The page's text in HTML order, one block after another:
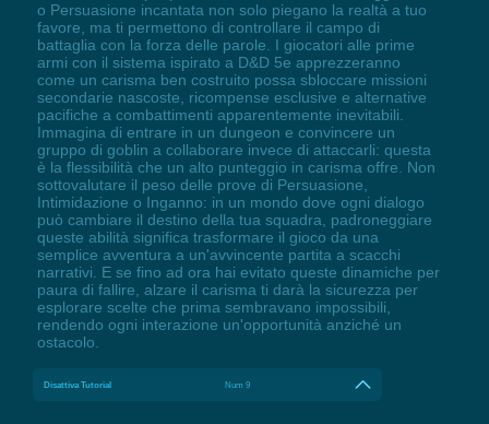
o Persuasione incantata non solo piegano la realtà a tuo
favore, ma ti permettono di controllare il campo di
battaglia con la forza delle parole. I giocatori alle prime
armi con il sistema ispirato a D&D 5e apprezzeranno
come un carisma ben costruito possa sbloccare missioni
secondarie nascoste, ricompense esclusive e alternative
pacifiche a combattimenti apparentemente inevitabili.
Immagina di entrare in un dungeon e convincere un
gruppo di goblin a collaborare invece di attaccarli: questa
è la flessibilità che un alto punteggio in carisma offre. Non
sottovalutare il peso delle prove di Persuasione,
Intimidazione o Inganno: in un mondo dove ogni dialogo
può cambiare il destino della tua squadra, padroneggiare
queste abilità significa trasformare il gioco da una
semplice avventura a un'avvincente partita a scacchi
narrativi. E se fino ad ora hai evitato queste dinamiche per
paura di fallire, alzare il carisma ti darà la sicurezza per
esplorare scelte che prima sembravano impossibili,
rendendo ogni interazione un'opportunità anziché un
ostacolo.
Disattiva Tutorial Num 9